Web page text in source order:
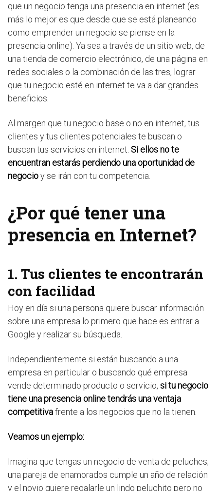
que un negocio tenga una presencia en internet (es
más lo mejor es que desde que se está planeando
como emprender un negocio se piense en la
presencia online). Ya sea a través de un sitio web, de
una tienda de comercio electrónico, de una página en
redes sociales o la combinación de las tres, lograr
que tu negocio esté en internet te va a dar grandes
beneficios.
Al margen que tu negocio base o no en internet, tus
clientes y tus clientes potenciales te buscan o
buscan tus servicios en internet. Si ellos no te
encuentran estarás perdiendo una oportunidad de
negocioy se irán con tu competencia.
¿Por qué tener una
presencia en Internet?
1. Tus clientes te encontrarán
con facilidad
Hoy en día si una persona quiere buscar información
sobre una empresa lo primero que hace es entrar a
Google y realizar su búsqueda.
Independientemente si están buscando a una
empresa en particular o buscando qué empresa
vende determinado producto o servicio, si tu negocio
tiene una presencia online tendrás una ventaja
competitivafrente a los negocios que no la tienen.
Veamos un ejemplo:
Imagina que tengas un negocio de venta de peluches;
una pareja de enamorados cumple un año de relación
y el novio quiere regalarle un lindo peluchito pero no